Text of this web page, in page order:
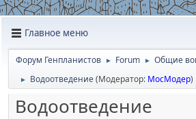
Главное меню
Форум Генпланистов ► Forum ► Общие
► Водоотведение(Модератор: МосМодер)
Водоотведение